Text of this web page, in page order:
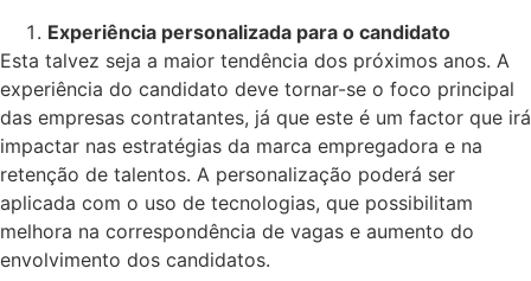
Experiência personalizada para o candidato
Esta talvez seja a maior tendência dos próximos anos. A
experiência do candidato deve tornar-se o foco principal
das empresas contratantes, já que este é um factor que irá
impactar nas estratégias da marca empregadora e na
retenção de talentos. A personalização poderá ser
aplicada com o uso de tecnologias, que possibilitam
melhora na correspondência de vagas e aumento do
envolvimento dos candidatos.